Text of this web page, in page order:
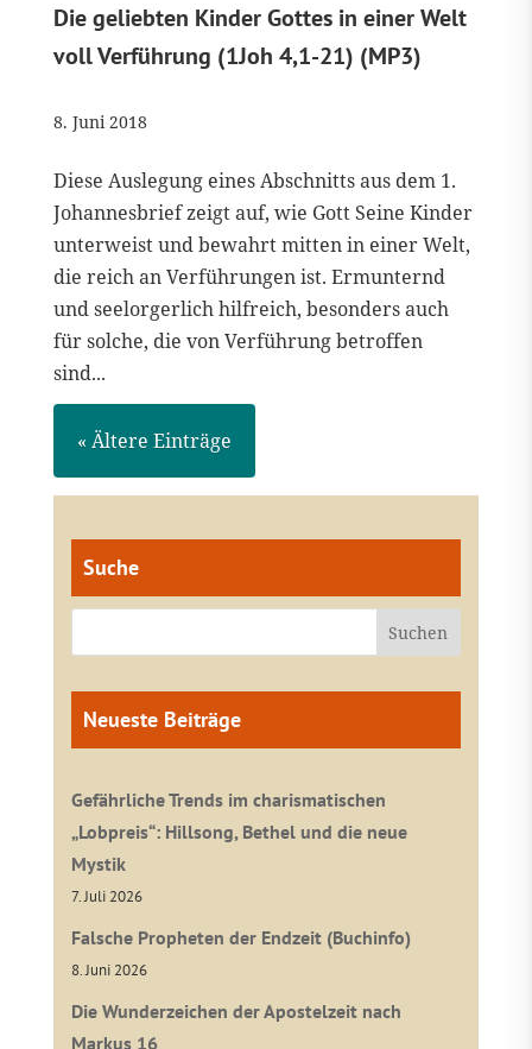
Die geliebten Kinder Gottes in einer Welt
voll Verführung (1Joh 4,1-21) (MP3)
8. Juni 2018
Diese Auslegung eines Abschnitts aus dem 1.
Johannesbrief zeigt auf, wie Gott Seine Kinder
unterweist und bewahrt mitten in einer Welt,
die reich an Verführungen ist. Ermunternd
und seelorgerlich hilfreich, besonders auch
für solche, die von Verführung betroffen
sind...
« Ältere Einträge
Suche
Neueste Beiträge
Gefährliche Trends im charismatischen
„Lobpreis“: Hillsong, Bethel und die neue
Mystik
7. Juli 2026
Falsche Propheten der Endzeit (Buchinfo)
8. Juni 2026
Die Wunderzeichen der Apostelzeit nach
Markus 16